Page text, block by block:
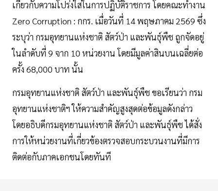
เกี่ยวกับความโปร่งใสในการปฏิบัติราชการ โดยคณะทำงาน
Zero Corruption : กกร. เมื่อวันที่ 14 พฤษภาคม 2569 ซึ่ง
ระบุว่า กรมอุทยานแห่งชาติ สัตว์ป่า และพันธุ์พืช ถูกจัดอยู่
ในลำดับที่ 9 จาก 10 หน่วยงาน โดยมีมูลค่าสินบนเฉลี่ยต่อ
ครั้ง 68,000 บาท นั้น
กรมอุทยานแห่งชาติ สัตว์ป่า และพันธุ์พืช ขอเรียนว่า กรม
อุทยานแห่งชาติฯ ให้ความสำคัญสูงสุดต่อข้อมูลดังกล่าว
โดยอธิบดีกรมอุทยานแห่งชาติ สัตว์ป่า และพันธุ์พืช ได้สั่ง
การให้หน่วยงานที่เกี่ยวข้องตรวจสอบกระบวนงานที่มีการ
ติดต่อกับภาคเอกชนโดยทันที